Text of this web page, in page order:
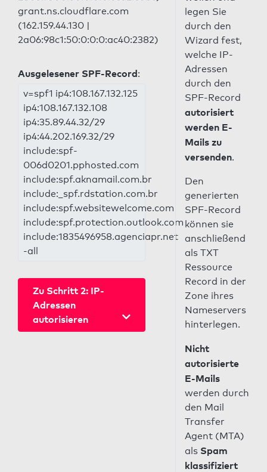
grant.ns.cloudflare.com
(162.159.44.130 |
2a06:98c1:50:0:0:0:ac40:2382)
Ausgelesener SPF-Record:
v=spf1 ip4:108.167.132.125
ip4:108.167.132.108
ip4:35.89.44.32/29
ip4:44.202.169.32/29
include:spf-
006d0201.pphosted.com
include:spf.aknamail.com.br
include:_spf.rdstation.com.br
include:spf.websitewelcome.com
include:spf.protection.outlook.com
include:1835496958.agenciapr.net
-all
Zu Schritt 2: IP-
Adressen
autorisieren
legen Sie
durch den
Wizard fest,
welche IP-
Adressen
durch den
SPF-Record
autorisiert
werden E-
Mails zu
versenden.
Den
generierten
SPF-Record
können sie
anschließend
als TXT
Ressource
Record in der
Zone ihres
Nameservers
hinterlegen.
Nicht
autorisierte
E-Mails
werden durch
den Mail
Transfer
Agent (MTA)
als Spam
klassifiziert